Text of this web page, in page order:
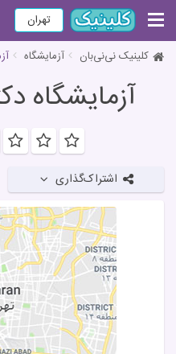
تهران
کلینیک نی‌نی‌بان آزمایشگاه
آزمایشگاه
اشتراک‌گذاری